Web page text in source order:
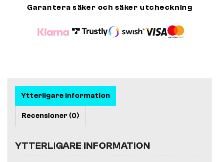
Garantera säker och säker utcheckning
Ytterligare information
Recensioner (0)
YTTERLIGARE INFORMATION